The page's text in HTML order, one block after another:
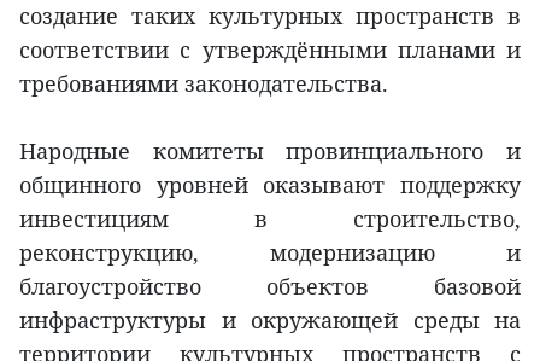
создание таких культурных пространств в
соответствии с утверждёнными планами и
требованиями законодательства.
Народные комитеты провинциального и
общинного уровней оказывают поддержку
инвестициям в строительство,
реконструкцию, модернизацию и
благоустройство объектов базовой
инфраструктуры и окружающей среды на
территории культурных пространств с